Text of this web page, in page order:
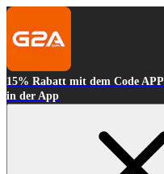
15% Rabatt mit dem Code
in der App